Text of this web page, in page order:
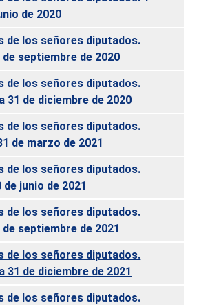
de 2020
de los señores diputados.
de septiembre de 2020
de los señores diputados.
31 de diciembre de 2020
de los señores diputados.
de marzo de 2021
de los señores diputados.
de junio de 2021
de los señores diputados.
de septiembre de 2021
de los señores diputados.
31 de diciembre de 2021
de los señores diputados.